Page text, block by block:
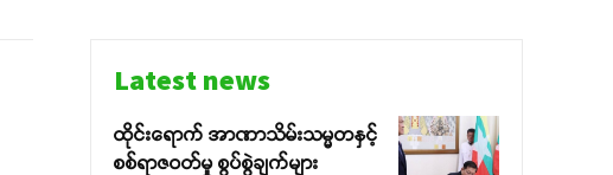
Latest news
ထိုင်းရောက် အာဏာသိမ်းသမ္မတနှင့်
စစ်ရာဇဝတ်မှု စွပ်စွဲချက်များ